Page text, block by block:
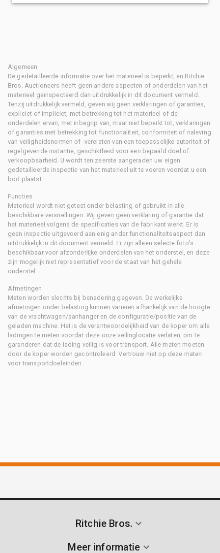
Algemeen
De gedetailleerde informatie over het materieel is beperkt, en Ritchie
Bros. Auctioneers heeft geen andere aspecten of onderdelen van het
materieel geïnspecteerd dan uitdrukkelijk in dit document vermeld.
Tenzij uitdrukkelijk vermeld, geven wij geen verklaringen of garanties,
expliciet of impliciet, met betrekking tot het materieel of de
onderdelen ervan, met inbegrip van, maar niet beperkt tot, verklaringen
of garanties met betrekking tot functionaliteit, conformiteit of naleving
van veiligheidsnormen of -vereisten van een toepasselijke autoriteit of
regelgevende instantie, geschiktheid voor een bepaald doel of
verkoopbaarheid. U wordt ten zeerste aangeraden uw eigen
gedetailleerde inspectie van het materieel uit te voeren voordat u een
bod plaatst.
Functies
Materieel wordt niet getest onder belasting of gebruikt in alle
beschikbare versnellingen. Wij geven geen verklaring of garantie dat
het materieel volgens de specificaties van de fabrikant werkt. Er is
geen inspectie uitgevoerd aan enig ander functionaliteitsaspect dan
uitdrukkelijk in dit document vermeld. Er zijn alleen selecte foto's
beschikbaar voor afzonderlijke onderdelen van het onderstel, en deze
zijn mogelijk niet representatief voor de staat van het gehele
onderstel.
Afmetingen
Maten worden slechts bij benadering gegeven. De werkelijke
afmetingen onder belasting kunnen variëren afhankelijk van de hoogte
van de vrachtwagen/aanhanger en de configuratie/positie van de
geladen machine. Het is de verantwoordelijkheid van de koper om alle
ladingen te meten voordat deze onze veilinglocatie verlaten, om te
garanderen dat de lading veilig is voor transport. Alle maten moeten
door de koper worden gecontroleerd. Vertrouw niet op deze maten
voor transportdoeleinden.
Ritchie Bros.
Meer informatie